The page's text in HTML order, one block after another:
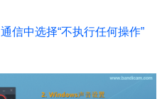
通信中选择“不执行任何操作”